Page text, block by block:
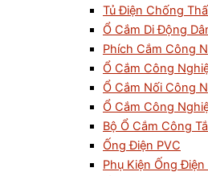
Tủ Điện Chống
Ổ Cắm Di Động
Phích Cắm Công
Ổ Cắm Công
Ổ Cắm Nối Công
Ổ Cắm Công
Bộ Ổ Cắm Công
Ống Điện PVC
Phụ Kiện Ống Điện